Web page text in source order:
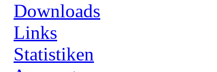
Downloads
Links
Statistiken